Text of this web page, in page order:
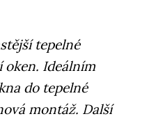
tepelné
oken. Ideálním
do tepelné
montáž. Další